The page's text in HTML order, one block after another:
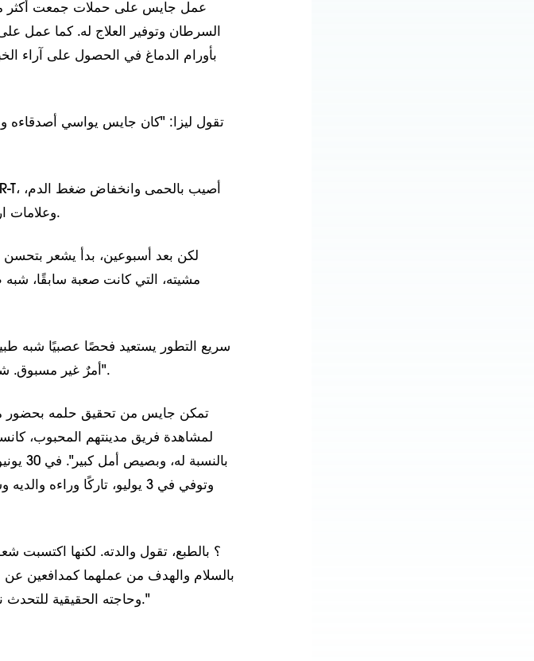
السرطان وتوفير العلاج له. كما عمل
بأورام الدماغ في الحصول على آراء
تقول ليزا: "كان جايس يواسي أصدقاءه
وعلامات ارتفاع مستوى السيتوكين، وتفاقمت أعراضه العصبية.
لكن بعد أسبوعين، بدأ يشعر
مشيته، التي كانت صعبة سابقًا،
أمرٌ غير مسبوق. شعرتُ لأول مرة أننا سنشفى من هذا المرض يومًا ما".
لمشاهدة فريق مدينتهم المحبوب،
وتوفي في 3 يوليو، تاركًا
بالسلام والهدف من عملهما كمدافعين
وحاجته الحقيقية للتحدث نيابةً عنهم، منحتني لمحةً عن الرجل الذي أصبح عليه."